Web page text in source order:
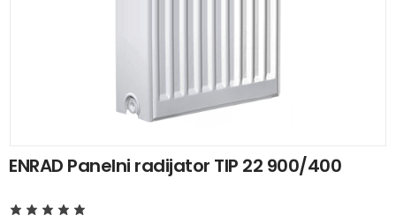
ENRAD Panelni radijator TIP 22 900/400